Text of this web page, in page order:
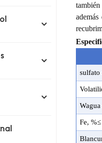
sulfato
Wagua
Fe, %≤